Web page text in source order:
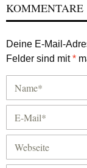
KOMMENTARE
Deine E-Mail-
Felder sind mit*